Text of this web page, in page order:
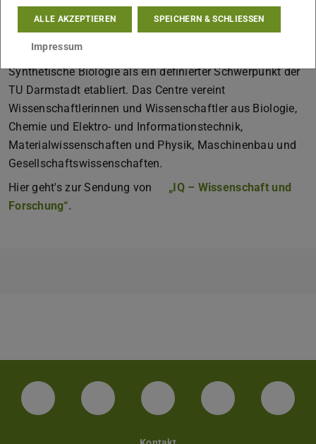
kommen diese besipielsweise in Testsystemen, etwa um
Verunreinigungen im Wasser aufzuspüren.
Mit dem
Centre for Synthetic Biology
Synthetische Biologie als ein definierter Schwerpunkt der
TU Darmstadt etabliert. Das Centre vereint
Wissenschaftlerinnen und Wissenschaftler aus Biologie,
Chemie und Elektro- und Informationstechnik,
Materialwissenschaften und Physik, Maschinenbau und
Gesellschaftswissenschaften.
Hier geht's zur Sendung von
„IQ – Wissenschaft und
Forschung“.
LinkedIn-Seite der TU Darmstadt
Instagram-Kanal der TU
Bluesky-Kanal der TU
Facebook-
ALLE AKZEPTIEREN SPEICHERN & SCHLIESSEN
Impressum